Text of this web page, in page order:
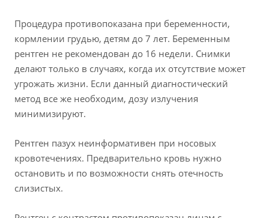
Процедура противопоказана при беременности,
кормлении грудью, детям до 7 лет. Беременным
рентген не рекомендован до 16 недели. Снимки
делают только в случаях, когда их отсутствие может
угрожать жизни. Если данный диагностический
метод все же необходим, дозу излучения
минимизируют.
Рентген пазух неинформативен при носовых
кровотечениях. Предварительно кровь нужно
остановить и по возможности снять отечность
слизистых.